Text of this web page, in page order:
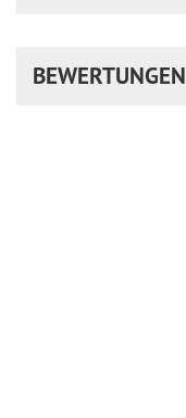
BEWERTUNGEN